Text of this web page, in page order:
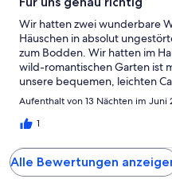
Wir hatten zwei wunderbare
Häuschen in absolut
zum Bodden. Wir hatten im
wild-romantischen Garten ist
unsere bequemen, leichten
Es war schön, den Kuckuck
waren nur gelegentlich und
begeistert.
Aufenthalt von 13 Nächten im Juni
1
Alle Bewertungen